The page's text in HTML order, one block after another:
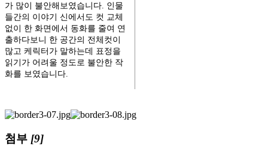
가 많이 불안해보였습니다. 인물
들간의 이야기 신에서도 컷 교체
없이 한 화면에서 동화를 줄여 연
출하다보니 한 공간의 전체컷이
많고 케릭터가 말하는데 표정을
읽기가 어려울 정도로 불안한 작
화를 보였습니다.
첨부 [9]